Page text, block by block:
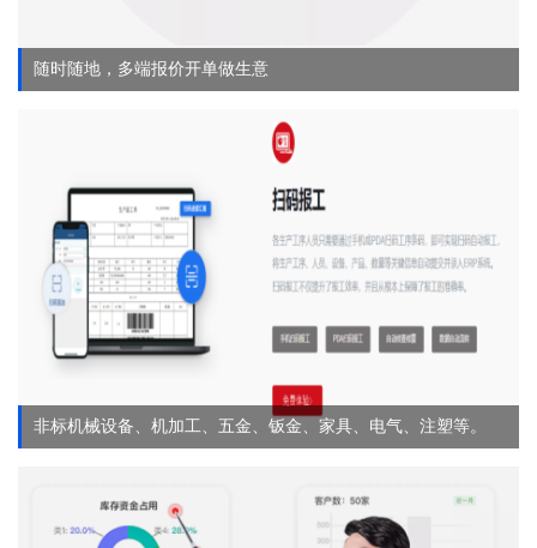
随时随地，多端报价开单做生意
非标机械设备、机加工、五金、钣金、家具、电气、注塑等。